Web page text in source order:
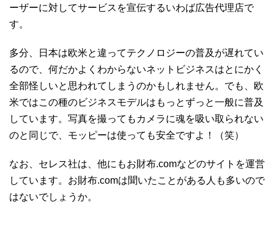
ーザーに対してサービスを宣伝するいわば広告代理店で
す。
多分、日本は欧米と違ってテクノロジーの普及が遅れてい
るので、何だかよくわからないネットビジネスはとにかく
全部怪しいと思われてしまうのかもしれません。でも、欧
米ではこの種のビジネスモデルはもっとずっと一般に普及
しています。写真を撮ってもカメラに魂を吸い取られない
のと同じで、モッピーは使っても安全ですよ！（笑）
なお、セレス社は、他にもお財布.comなどのサイトを運営
しています。お財布.comは聞いたことがある人も多いので
はないでしょうか。